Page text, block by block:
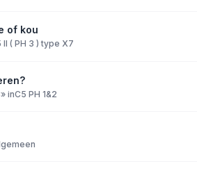
of kou
II ( PH 3 ) type X7
» inC5 PH 1&2